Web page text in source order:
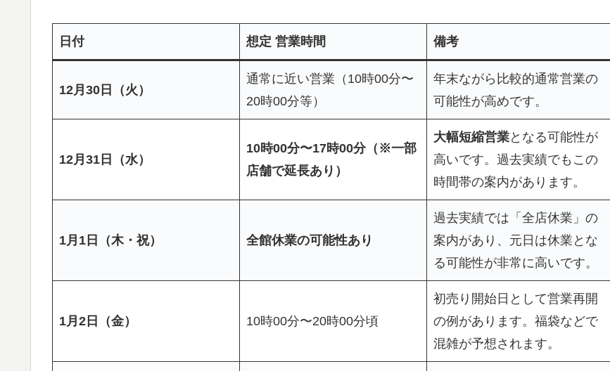
日付 想定 営業時間 備考
12月30日（火）
通常に近い営業（10時00分〜
20時00分等）
年末ながら比較的通常営業の
可能性が高めです。
12月31日（水）
10時00分〜17時00分（※一部
店舗で延長あり）
大幅短縮営業となる可能性が
高いです。過去実績でもこの
時間帯の案内があります。
1月1日（木・祝） 全館休業の可能性あり
過去実績では「全店休業」の
案内があり、元日は休業とな
る可能性が非常に高いです。
1月2日（金） 10時00分〜20時00分頃
初売り開始日として営業再開
の例があります。福袋などで
混雑が予想されます。